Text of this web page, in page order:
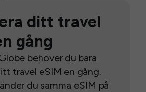
ditt travel
gång
behöver du bara
travel eSIM en gång.
du samma eSIM på